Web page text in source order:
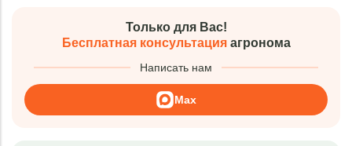
Только для Вас!
Бесплатная консультацияагронома
Написать нам
Max